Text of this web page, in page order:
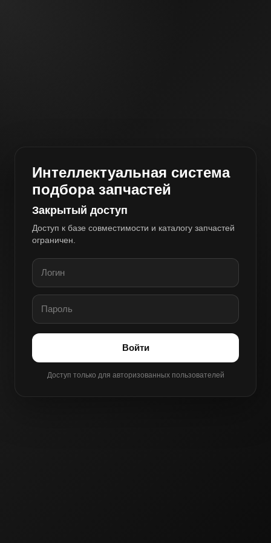
Интеллектуальная система
подбора запчастей
Закрытый доступ
Доступ к базе совместимости и каталогу запчастей
ограничен.
Войти
Доступ только для авторизованных пользователей